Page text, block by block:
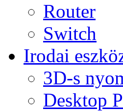
Router
Switch
Irodai
3D-s
Desktop